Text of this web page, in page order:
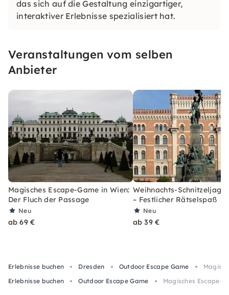
das sich auf die Gestaltung einzigartiger,
interaktiver Erlebnisse spezialisiert hat.
Veranstaltungen vom selben
Anbieter
Magisches Escape-Game in Wien:
Der Fluch der Passage
Neu
ab 69 €
Weihnachts-Schnitzeljagd
– Festlicher Rätselspaß
Neu
ab 39 €
Erlebnisse buchen Dresden Outdoor Escape Game
Erlebnisse buchen
Outdoor Escape Game Magisches Escape-